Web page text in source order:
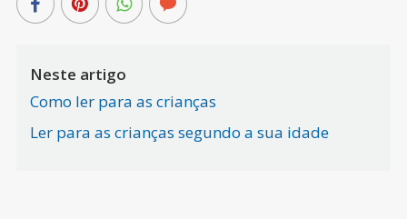
Neste artigo
Como ler para as crianças
Ler para as crianças segundo a sua idade